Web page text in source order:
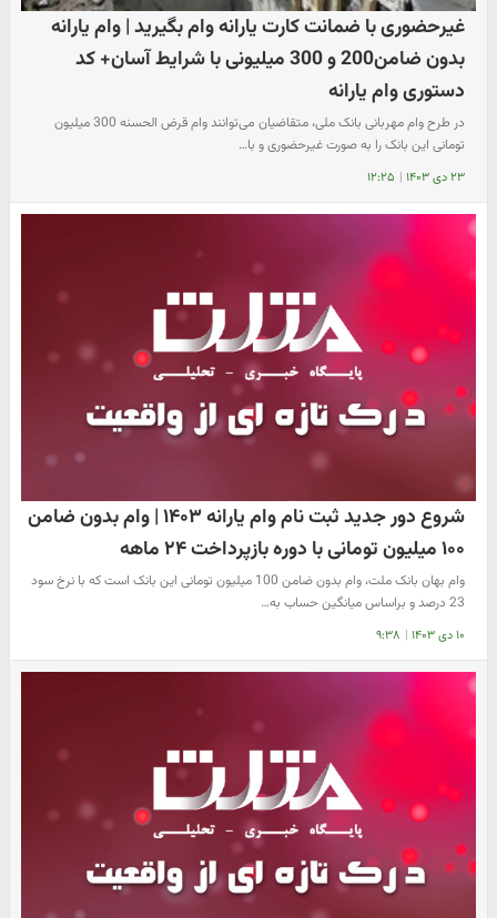
غیرحضوری با ضمانت کارت یارانه وام بگیرید | وام یارانه
بدون ضامن200 و 300 میلیونی با شرایط آسان+ کد
دستوری وام یارانه
در طرح وام مهربانی بانک ملی، متقاضیان می‌توانند وام قرض الحسنه 300 میلیون
تومانی این بانک را به صورت غیرحضوری و با…
۲۳ دی ۱۴۰۳ | ۱۲:۲۵
شروع دور جدید ثبت نام وام یارانه ۱۴۰۳ | وام بدون ضامن
۱۰۰ میلیون تومانی با دوره بازپرداخت ۲۴ ماهه
وام بهان بانک ملت، وام بدون ضامن 100 میلیون تومانی این بانک است که با نرخ سود
23 درصد و براساس میانگین حساب به…
۱۰ دی ۱۴۰۳ | ۹:۳۸